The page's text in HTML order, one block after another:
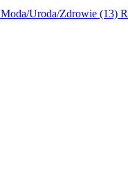
Moda/Uroda/Zdrowie (13)